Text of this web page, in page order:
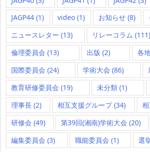
JAGP44 (1) video(1) お知らせ(8)
ニュースレター (13) リレーコラム (111)
倫理委員会 (13) 出版 (2) 各
国際委員会 (24) 学術大会 (86)
教育研修委員会 (19) 未分類 (1)
理事長 (2) 相互支援グループ(34)
研修会 (49) 第39回(湘南)学術大会 (20)
編集委員会 (3) 職能委員会 (1) 選